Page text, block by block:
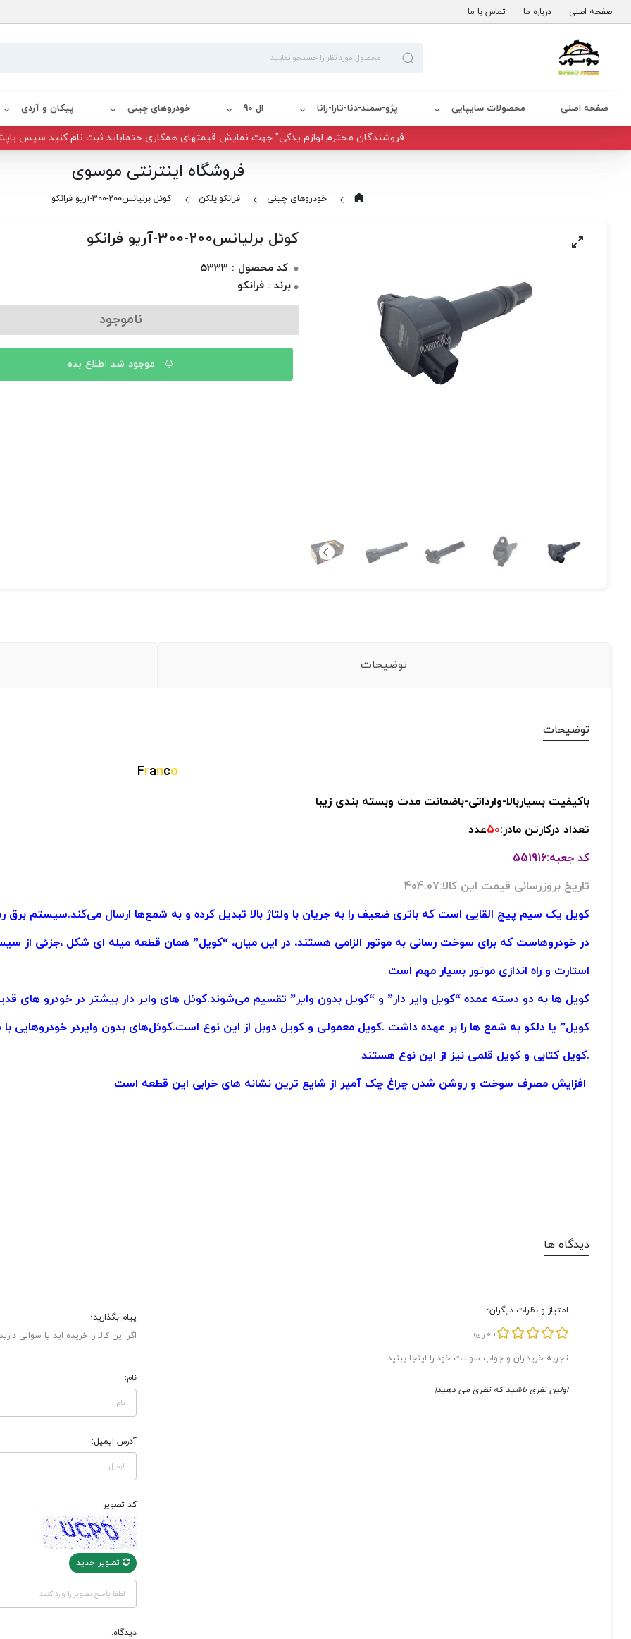
صفحه اصلی درباره ما تماس با ما
صفحه اصلی محصولات سایپایی پژو-سمند-دنا-تارا-رانا ال 90 خودروهای چینی پیکان و آردی
فروشندگان محترم لوازم یدکی" جهت نمایش قیمتهای همکاری حتماباید ثبت نام کنید سپس
فروشگاه اینترنتی موسوی
خودروهای چینی فرانکو.یلکن کوئل برلیانس200-300-آریو فرانکو
کوئل برلیانس200-300-آریو فرانکو
کد محصول : 5333
برند : فرانکو
ناموجود
توضیحات
توضیحات
Franco
باکیفیت بسیاربالا-وارداتی-باضمانت مدت وبسته بندی زیبا
تعداد درکارتن مادر:50عدد
کد جعبه:551916
تاریخ بروزرسانی قیمت این کالا:404.07
کویل یک سیم پیچ القایی است که باتری ضعیف را به جریان با ولتاژ بالا تبدیل کرده و به شمع‌ها ارسال می‌کند.سیستم برق
در خودروهاست که برای سوخت رسانی به موتور الزامی هستند، در این میان، “کویل” همان قطعه میله ای شکل ،جزئی
استارت و راه اندازی موتور بسیار مهم است
کویل ها به دو دسته عمده “کویل وایر دار” و “کویل بدون وایر” تقسیم می‌شوند.کوئل های وایر دار بیشتر در خودرو های
کویل” یا دلکو به شمع ها را بر عهده داشت .کویل معمولی و کویل دوبل از این نوع است.کوئل‌های بدون وایردر خودروهایی
.کویل کتابی و کویل قلمی نیز از این نوع هستند
افزایش مصرف سوخت و روشن شدن چراغ چک آمپر از شایع ترین نشانه های خرابی این قطعه است
دیدگاه ها
امتیاز و نظرات دیگران؛
(
0 رای)
تجربه خریداران و جواب سوالات خود را اینجا ببنید.
اولین نفری باشید که نظری می دهید!
پیام بگذارید؛
اگر این کالا را خریده اید یا سوالی
نام:
آدرس ایمیل:
کد تصویر
تصویر جدید
دیدگاه: